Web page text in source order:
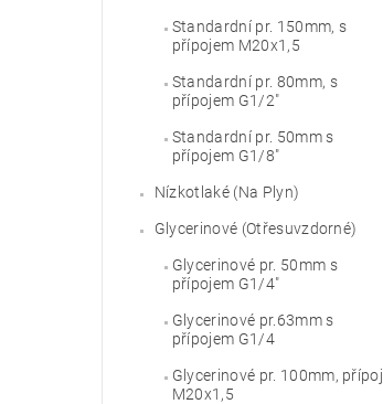
Standardní pr. 150mm, s
přípojem M20x1,5
Standardní pr. 80mm, s
přípojem G1/2"
Standardní pr. 50mm s
přípojem G1/8"
Nízkotlaké (Na Plyn)
Glycerinové (Otřesuvzdorné)
Glycerinové pr. 50mm s
přípojem G1/4"
Glycerinové pr.63mm s
přípojem G1/4
Glycerinové pr. 100mm, přípoj
M20x1,5